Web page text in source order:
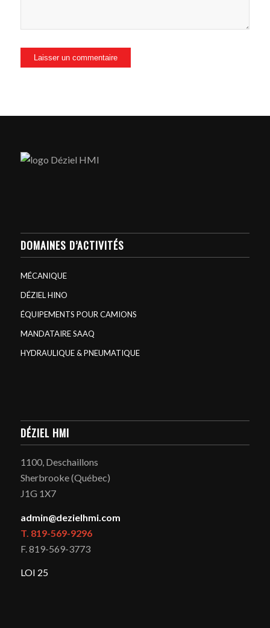
DOMAINES D’ACTIVITÉS
MÉCANIQUE
DÉZIEL HINO
ÉQUIPEMENTS POUR CAMIONS
MANDATAIRE SAAQ
HYDRAULIQUE & PNEUMATIQUE
DÉZIEL HMI
1100, Deschaillons
Sherbrooke (Québec)
J1G 1X7
admin@dezielhmi.com
T. 819-569-9296
F. 819-569-3773
LOI 25